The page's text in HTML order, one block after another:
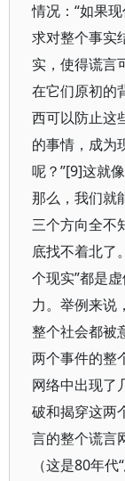
情况：“如果
求对整个事实
实，使得谎言
在它们原初的
西可以防止这
的事情，成为
呢？”[9]这就
那么，我们就
三个方向全不
底找不着北了
个现实”都是
力。举例来说
整个社会都被
两个事件的整
网络中出现了
破和揭穿这两
言的整个谎言
（这是80年